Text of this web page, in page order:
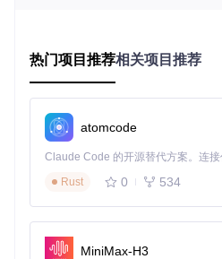
这款工具采用多解析器架构，内置
业解析组件，能够自动识别不同时
新版本还是旧版本的回放文件，都
不再为格式兼容性担忧。
3步上手：从安装到分析的
置，下载后即可启动程序。
热门项目推荐相关项目推荐
atomcode
Rust
0 534
MiniMax-H3